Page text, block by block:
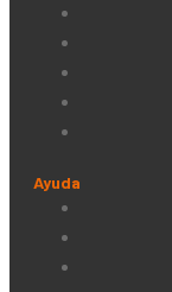
Ayuda